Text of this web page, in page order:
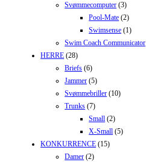
Svømmecomputer (3)
Pool-Mate (2)
Swimsense (1)
Swim Coach Communicator
HERRE (28)
Briefs (6)
Jammer (5)
Svømmebriller (10)
Trunks (7)
Small (2)
X-Small (5)
KONKURRENCE (15)
Damer (2)